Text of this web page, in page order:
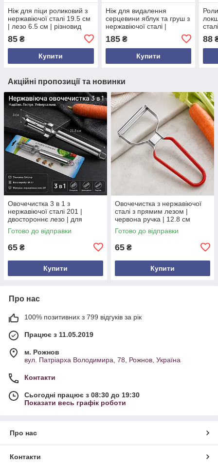
Ніж для піци роликовий з
нержавіючої сталі 19.5 см
| лезо 6.5 см | різновид
85 ₴
Купити
Ніж для видалення
серцевини яблук та груш з
нержавіючої сталі |
Ергономічна ручка, 22.5
см
185₴
Купити
88
Акційні пропозиції та новинки
Овочечистка 3 в 1 з
нержавіючої сталі 201 |
двостороннє лезо | для
овочів і фруктів | 21,5 см
Готово до відправки
65 ₴
Купити
Овочечистка з нержавіючої
сталі з прямим лезом |
червона ручка | 12.8 см
Готово до відправки
65 ₴
Купити
Про нас
100% позитивних з 799 відгуків за рік
Працює з 11.05.2019
м. Рожнов
вул. Патріарха Володимира, 78, Рожнов, Україна
Контакти
Сьогодні працює з 08:30 до 19:30
Показати весь графік роботи
Про нас
Контакти